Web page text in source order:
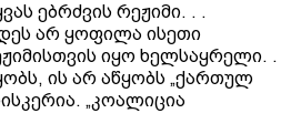
ებრძვის რეჟიმი. . .
არ ყოფილა ისეთი
იყო ხელსაყრელი. .
ის არ აწყობს „ქართულ
„კოალიცია